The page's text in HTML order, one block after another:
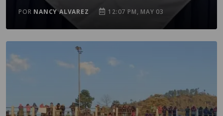
POR NANCY ALVAREZ 12:07 PM, MAY 03